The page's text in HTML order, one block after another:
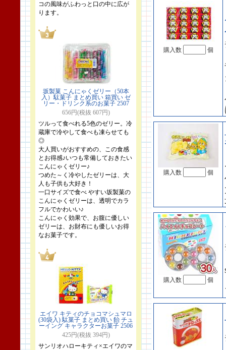
コの風味がふわっと口の中に広が
ります。
坂製菓 こんにゃくゼリー（50本
入）駄菓子 まとめ買い 箱買い ゼ
リー・ドリンク系のお菓子 2507
656円(税抜 607円)
ツルって食べれる5色のゼリー。冷
蔵庫で冷やして食べも凍らせても
◎
大人買いがおすすめの、この食感
とお得感♪いつも常備しておきたい
こんにゃくゼリー♪
つめた～く冷やしたゼリーは、大
人も子供も大好き！
一口サイズで食べ やすい坂製菓の
こんにゃくゼリーは、透明でカラ
フルでかわいい♪
こんにゃく効果で、お腹に優しい
ゼリーは、お財布にも優しいお得
なお菓子です。
エイワ キティのチョコマシュマロ
(30袋入) 駄菓子 まとめ買い 飴 チュ
ーイング キャラクターお菓子 2506
425円(税抜 394円)
サンリオハローキティ×エイワのマ
購入数 個
購入数 個
購入数 個